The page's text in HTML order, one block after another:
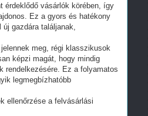
érdeklődő vásárlók körében, így
Ez a gyors és hatékony
gazdára találjanak,
meg, régi klasszikusok
képzi magát, hogy mindig
rendelkezésére. Ez a folyamatos
legmegbízhatóbb
ellenőrzése a felvásárlási